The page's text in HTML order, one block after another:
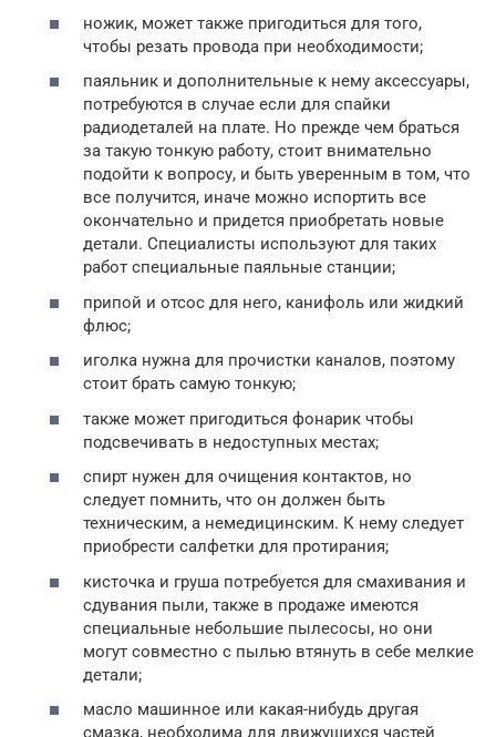
ножик, может также пригодиться для того,
чтобы резать провода при необходимости;
паяльник и дополнительные к нему аксессуары,
потребуются в случае если для спайки
радиодеталей на плате. Но прежде чем браться
за такую тонкую работу, стоит внимательно
подойти к вопросу, и быть уверенным в том, что
все получится, иначе можно испортить все
окончательно и придется приобретать новые
детали. Специалисты используют для таких
работ специальные паяльные станции;
припой и отсос для него, канифоль или жидкий
флюс;
иголка нужна для прочистки каналов, поэтому
стоит брать самую тонкую;
также может пригодиться фонарик чтобы
подсвечивать в недоступных местах;
спирт нужен для очищения контактов, но
следует помнить, что он должен быть
техническим, а немедицинским. К нему следует
приобрести салфетки для протирания;
кисточка и груша потребуется для смахивания и
сдувания пыли, также в продаже имеются
специальные небольшие пылесосы, но они
могут совместно с пылью втянуть в себе мелкие
детали;
масло машинное или какая-нибудь другая
смазка, необходима для движущихся частей